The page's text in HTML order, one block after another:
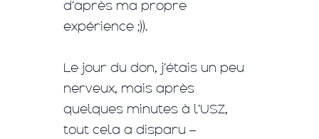
d’après ma propre
expérience ;)).
Le jour du don, j’étais un peu
nerveux, mais après
quelques minutes à l’USZ,
tout cela a disparu –